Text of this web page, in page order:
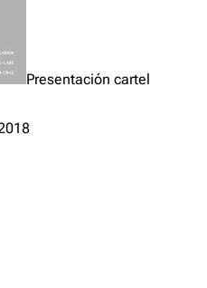
Presentación cartel